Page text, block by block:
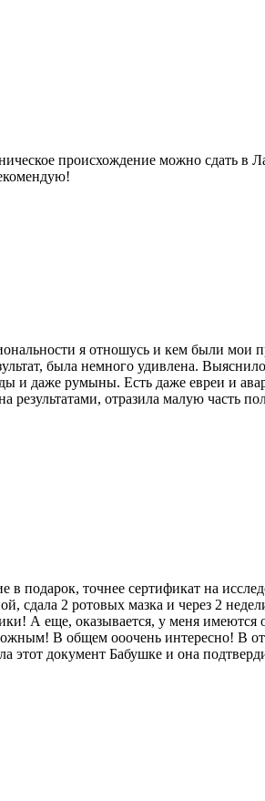
происхождение можно сдать в
я отношусь и кем были мои
была немного удивлена.
и даже румыны. Есть даже евреи и
отразила малую часть
подарок, точнее сертификат на
сдала 2 ротовых мазка и через 2
А еще, оказывается, у меня имеются
В общем ооочень интересно! В
документ Бабушке и она